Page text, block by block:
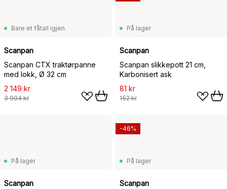
Bare et fåtall igjen
Scanpan
Scanpan CTX traktørpanne
med lokk, Ø 32 cm
2 149 kr
3 904 kr
På lager
Scanpan
Scanpan slikkepott 21 cm,
Karbonisert ask
81 kr
152 kr
På lager
Scanpan
På lager
Scanpan
-46%